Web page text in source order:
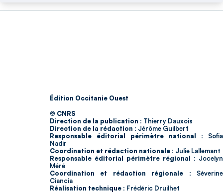
Édition Occitanie Ouest
© CNRS
Direction de la publication : Thierry Dauxois
Direction de la rédaction : Jérôme Guilbert
Responsable éditorial périmètre national : Sofia
Nadir
Coordination et rédaction nationale : Julie Lallemant
Responsable éditorial périmètre régional : Jocelyn
Méré
Coordination et rédaction régionale : Séverine
Ciancia
Réalisation technique : Frédéric Druilhet